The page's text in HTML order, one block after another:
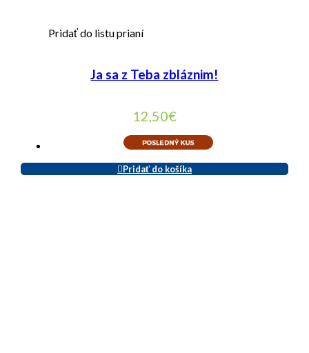
Pridať do listu prianí
Ja sa z Teba zbláznim!
12,50€
Pridať do košíka